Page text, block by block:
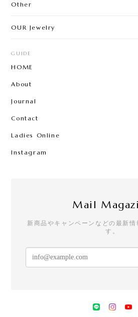
Other
OUR Jewelry
GUIDE
HOME
About
Journal
Contact
Ladies Online
Instagram
Mail
新商品やキャンペーンなどの最新情
す。